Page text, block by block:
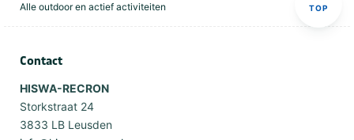
Alle outdoor en actief activiteiten
TOP
Contact
HISWA-RECRON
Storkstraat 24
3833 LB Leusden